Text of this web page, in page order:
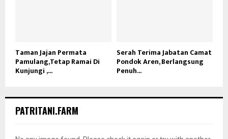
Taman Jajan Permata
Pamulang,Tetap Ramai Di
Kunjungi ,...
Serah Terima Jabatan Camat
Pondok Aren, Berlangsung
Penuh...
PATRITANI.FARM